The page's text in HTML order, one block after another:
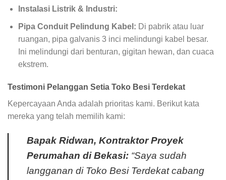
Instalasi Listrik & Industri:
Pipa Conduit Pelindung Kabel: Di pabrik atau luar
ruangan, pipa galvanis 3 inci melindungi kabel besar.
Ini melindungi dari benturan, gigitan hewan, dan cuaca
ekstrem.
Testimoni Pelanggan Setia Toko Besi Terdekat
Kepercayaan Anda adalah prioritas kami. Berikut kata
mereka yang telah memilih kami:
Bapak Ridwan, Kontraktor Proyek
Perumahan di Bekasi: “Saya sudah
langganan di Toko Besi Terdekat cabang